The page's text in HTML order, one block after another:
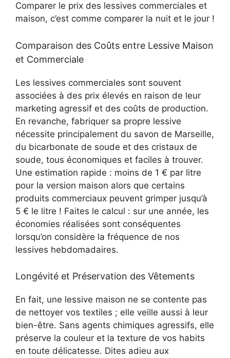
Comparer le prix des lessives commerciales et
maison, c’est comme comparer la nuit et le jour !
Comparaison des Coûts entre Lessive Maison
et Commerciale
Les lessives commerciales sont souvent
associées à des prix élevés en raison de leur
marketing agressif et des coûts de production.
En revanche, fabriquer sa propre lessive
nécessite principalement du savon de Marseille,
du bicarbonate de soude et des cristaux de
soude, tous économiques et faciles à trouver.
Une estimation rapide : moins de 1 € par litre
pour la version maison alors que certains
produits commerciaux peuvent grimper jusqu’à
5 € le litre ! Faites le calcul : sur une année, les
économies réalisées sont conséquentes
lorsqu’on considère la fréquence de nos
lessives hebdomadaires.
Longévité et Préservation des Vêtements
En fait, une lessive maison ne se contente pas
de nettoyer vos textiles ; elle veille aussi à leur
bien-être. Sans agents chimiques agressifs, elle
préserve la couleur et la texture de vos habits
en toute délicatesse. Dites adieu aux